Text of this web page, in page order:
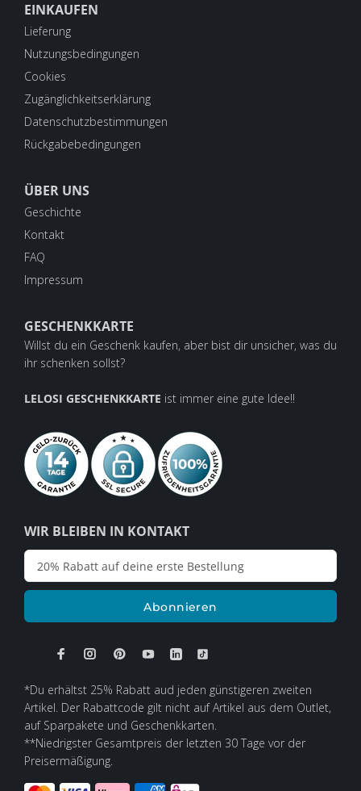
WIR BLEIBEN IN KONTAKT
Abonnieren
EINKAUFEN
Lieferung
Nutzungsbedingungen
Cookies
Zugänglichkeitserklärung
Datenschutzbestimmungen
Rückgabebedingungen
ÜBER UNS
Geschichte
Kontakt
FAQ
Impressum
GESCHENKKARTE
Willst du ein Geschenk kaufen, aber bist dir unsicher, was du
ihr schenken sollst?
LELOSI GESCHENKKARTE ist immer eine gute Idee!!
*Du erhältst 25% Rabatt aud jeden günstigeren zweiten
Artikel. Der Rabattcode gilt nicht auf Artikel aus dem Outlet,
auf Sparpakete und Geschenkkarten.
**Niedrigster Gesamtpreis der letzten 30 Tage vor der
Preisermäßigung.